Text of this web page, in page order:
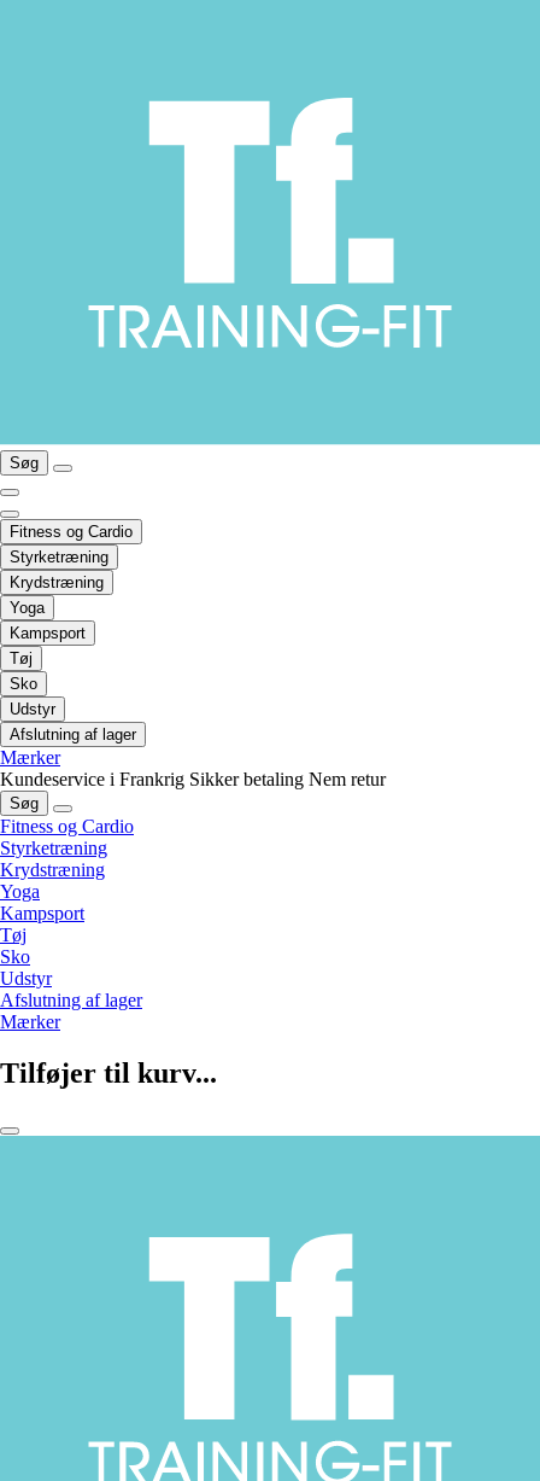
Søg
Fitness og Cardio
Styrketræning
Krydstræning
Yoga
Kampsport
Tøj
Sko
Udstyr
Afslutning af lager
Mærker
Kundeservice i Frankrig Sikker betaling Nem retur
Søg
Fitness og Cardio
Styrketræning
Krydstræning
Yoga
Kampsport
Tøj
Sko
Udstyr
Afslutning af lager
Mærker
Tilføjer til kurv...